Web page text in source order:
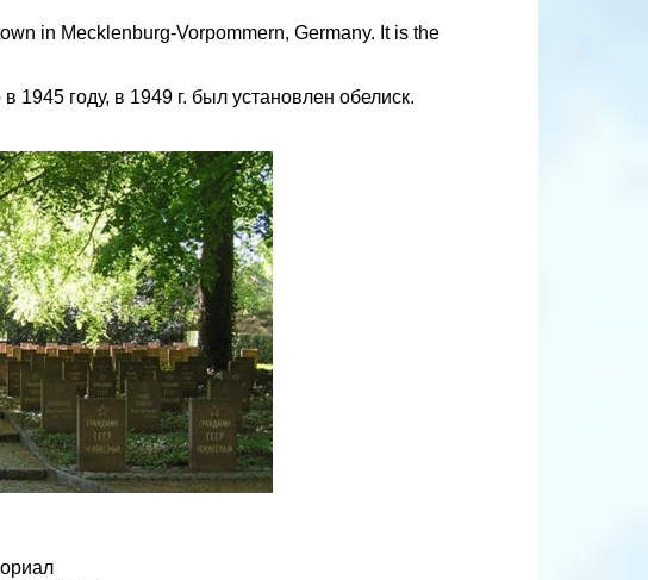
in Mecklenburg-Vorpommern, Germany. It is the
году, в 1949 г. был установлен обелиск.